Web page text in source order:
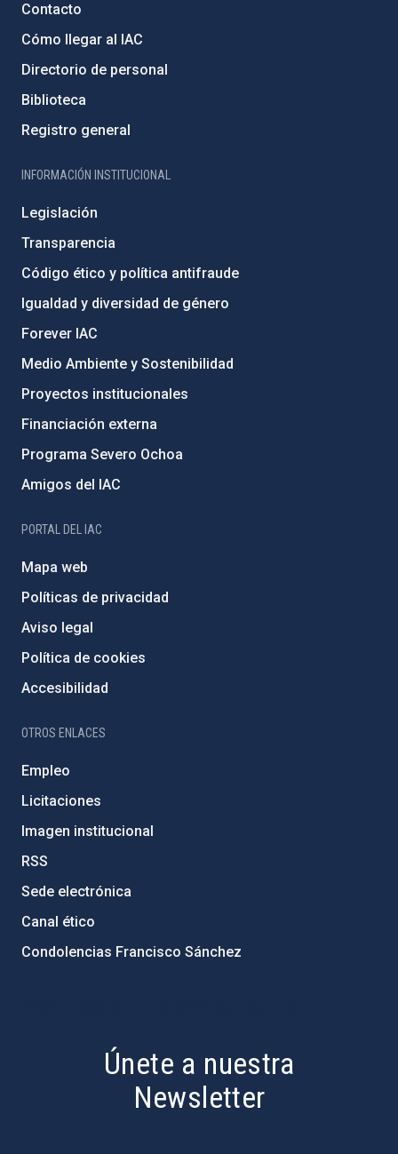
Contacto
Cómo llegar al IAC
Directorio de personal
Biblioteca
Registro general
INFORMACIÓN INSTITUCIONAL
Legislación
Transparencia
Código ético y política antifraude
Igualdad y diversidad de género
Forever IAC
Medio Ambiente y Sostenibilidad
Proyectos institucionales
Financiación externa
Programa Severo Ochoa
Amigos del IAC
PORTAL DEL IAC
Mapa web
Políticas de privacidad
Aviso legal
Política de cookies
Accesibilidad
OTROS ENLACES
Empleo
Licitaciones
Imagen institucional
RSS
Sede electrónica
Canal ético
Condolencias Francisco Sánchez
Únete a nuestra
Newsletter